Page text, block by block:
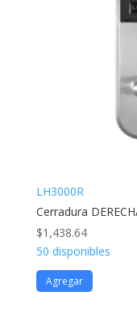
LH3000R
Cerradura
$1,438.64
50 disponibles
Agregar